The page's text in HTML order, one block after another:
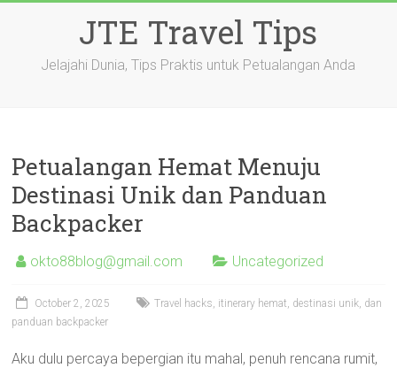
JTE Travel Tips
Jelajahi Dunia, Tips Praktis untuk Petualangan Anda
Petualangan Hemat Menuju
Destinasi Unik dan Panduan
Backpacker
okto88blog@gmail.com Uncategorized
October 2, 2025
Travel hacks, itinerary hemat, destinasi unik, dan
panduan backpacker
Aku dulu percaya bepergian itu mahal, penuh rencana rumit,